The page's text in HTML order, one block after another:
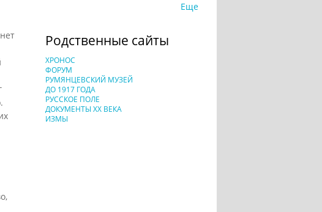
Еще
Родственные сайты
ХРОНОС
ФОРУМ
РУМЯНЦЕВСКИЙ МУЗЕЙ
ДО 1917 ГОДА
РУССКОЕ ПОЛЕ
ДОКУМЕНТЫ XX ВЕКА
ИЗМЫ